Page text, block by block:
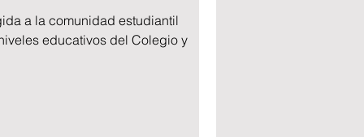
a la comunidad estudiantil
educativos del Colegio y